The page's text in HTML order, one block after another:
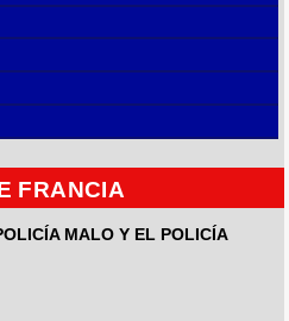
FRANCIA
MALO Y EL POLICÍA